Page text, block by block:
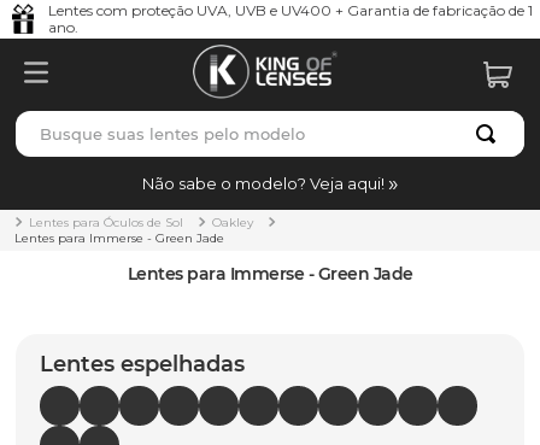
Lentes com proteção UVA, UVB e UV400 + Garantia de fabricação de 1
ano.
Busque suas lentes pelo modelo
Não sabe o modelo? Veja aqui!
Lentes para Óculos de Sol
Oakley
Lentes para Immerse - Green Jade
Lentes para Immerse - Green Jade
Lentes espelhadas
TERMOS MAIS BUSCADOS
1º borrachas
holbrook
5º chaves
6º t-shock